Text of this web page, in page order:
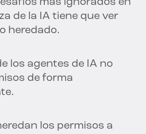
más ignorados en
de la IA tiene que ver
heredado.
los agentes de IA no
de forma
los permisos a